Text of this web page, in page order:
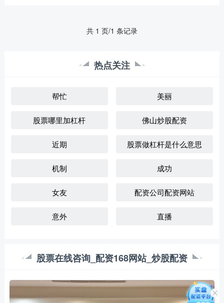
共 1 页/1 条记录
热点关注
帮忙 美丽
股票哪里加杠杆 佛山炒股配资
近期 股票做杠杆是什么意思
机制 成功
女友 配资公司配资网站
意外 直播
股票在线咨询_配资168网站_炒股配资